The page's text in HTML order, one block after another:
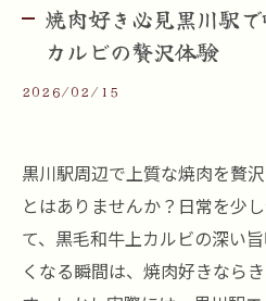
焼肉好き必見黒川駅
カルビの贅沢体験
2026/02/15
黒川駅周辺で上質な焼肉を贅
とはありませんか？日常を少
て、黒毛和牛上カルビの深い
くなる瞬間は、焼肉好きなら